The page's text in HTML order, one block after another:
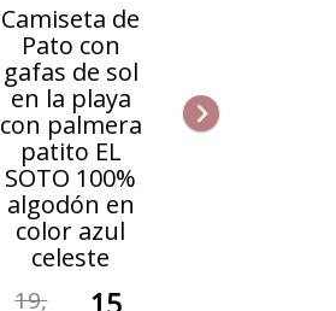
Camiseta de
Pato con
gafas de sol
en la playa
con palmera
patito EL
SOTO 100%
algodón en
color azul
celeste
19,